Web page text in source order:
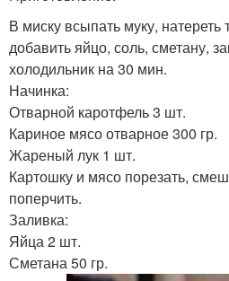
В миску всыпать муку, натереть
добавить яйцо, соль, сметану,
холодильник на 30 мин.
Начинка:
Отварной каротфель 3 шт.
Кариное мясо отварное 300 гр.
Жареный лук 1 шт.
Картошку и мясо порезать,
поперчить.
Заливка:
Яйца 2 шт.
Сметана 50 гр.